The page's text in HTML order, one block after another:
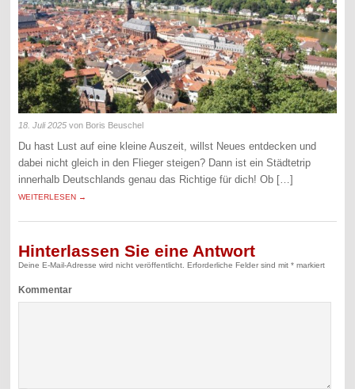
18. Juli 2025 von Boris Beuschel
Du hast Lust auf eine kleine Auszeit, willst Neues entdecken und
dabei nicht gleich in den Flieger steigen? Dann ist ein Städtetrip
innerhalb Deutschlands genau das Richtige für dich! Ob […]
WEITERLESEN →
Hinterlassen Sie eine Antwort
Deine E-Mail-Adresse wird nicht veröffentlicht. Erforderliche Felder sind mit* markiert
Kommentar